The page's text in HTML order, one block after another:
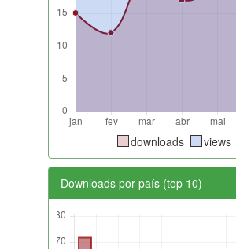
downloads views
Downloads por país (top 10)